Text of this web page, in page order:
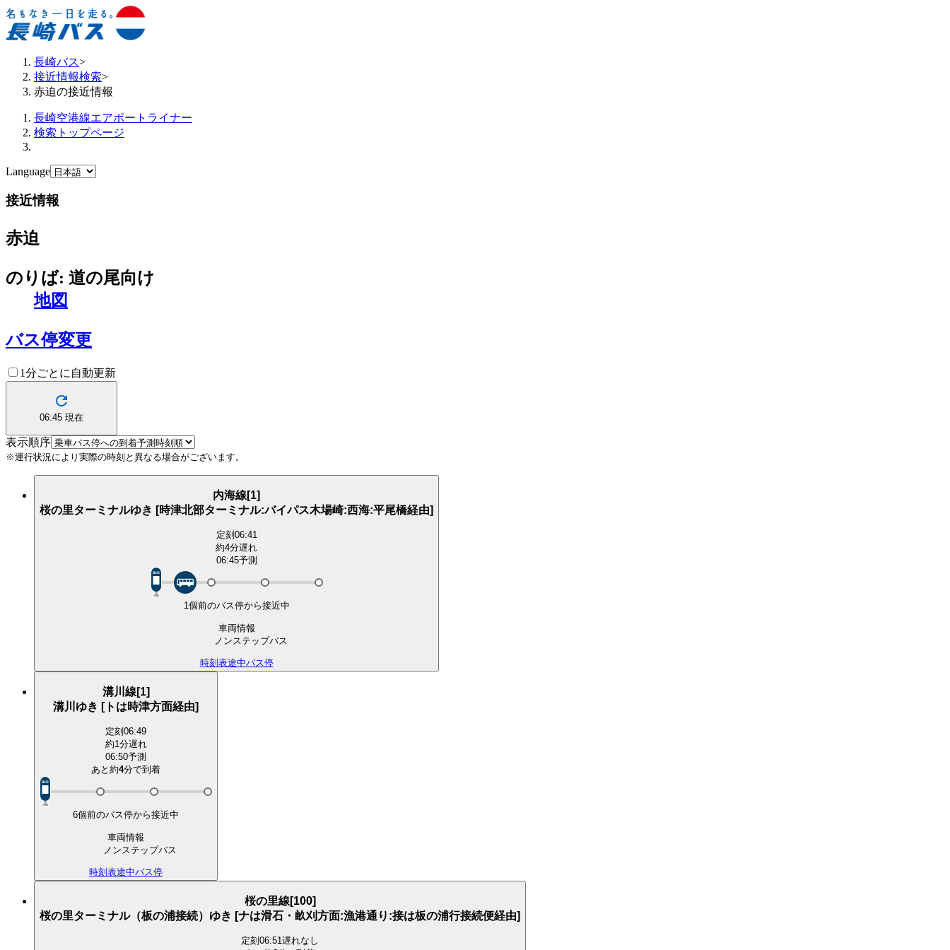
長崎バス>
接近情報検索>
赤迫の接近情報
長崎空港線エアポートライナー
検索トップページ
Language
接近情報
赤迫
のりば: 道の尾向け
地図
バス停変更
1分ごとに自動更新
06:45 現在
表示順序
※運行状況により実際の時刻と異なる場合がございます。
内海線[1]
桜の里ターミナルゆき [時津北部ターミナル:バイパス木場崎:西海:平尾橋経由]
定刻 06:41
約4分遅れ
06:45予測
1個前のバス停から接近中
車両情報
ノンステップバス
時刻表途中バス停
溝川線[1]
溝川ゆき [トは時津方面経由]
定刻 06:49
約1分遅れ
06:50予測
あと約4分で到着
6個前のバス停から接近中
車両情報
ノンステップバス
時刻表途中バス停
桜の里線[100]
桜の里ターミナル（板の浦接続）ゆき [ナは滑石・畝刈方面:漁港通り:接は板の浦行接続便経由]
定刻 06:51遅れなし